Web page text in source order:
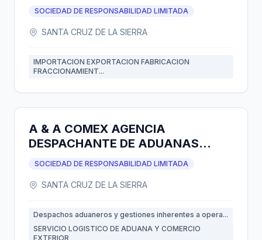
SOCIEDAD DE RESPONSABILIDAD LIMITADA
SANTA CRUZ DE LA SIERRA
IMPORTACION EXPORTACION FABRICACION
FRACCIONAMIENT...
A & A COMEX AGENCIA
DESPACHANTE DE ADUANAS
S.R.L.
SOCIEDAD DE RESPONSABILIDAD LIMITADA
SANTA CRUZ DE LA SIERRA
Despachos aduaneros y gestiones inherentes a opera...
SERVICIO LOGISTICO DE ADUANA Y COMERCIO
EXTERIOR